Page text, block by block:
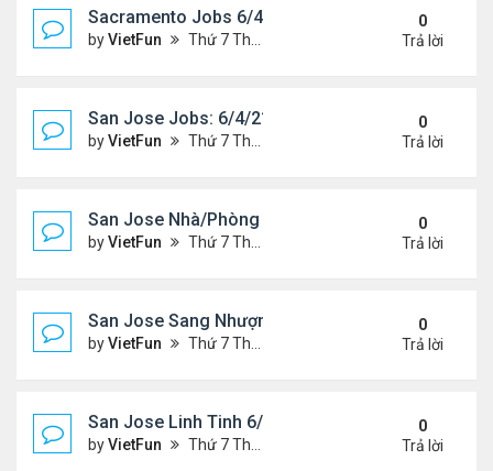
Sacramento Jobs 6/4/21- 6/11/21
byVietFun Thứ 7 Tháng 6 05, 2021 10:12 am
0
Trả lời
San Jose Jobs: 6/4/21- 6/11/2021
byVietFun Thứ 7 Tháng 6 05, 2021 9:26 am
0
Trả lời
San Jose Nhà/Phòng 6/4/21- 6/11/21
byVietFun Thứ 7 Tháng 6 05, 2021 9:24 am
0
Trả lời
San Jose Sang Nhượng 6/4/21-6/11/21
byVietFun Thứ 7 Tháng 6 05, 2021 9:18 am
0
Trả lời
San Jose Linh Tinh 6/4/21 - 6/11/21
byVietFun Thứ 7 Tháng 6 05, 2021 9:17 am
0
Trả lời